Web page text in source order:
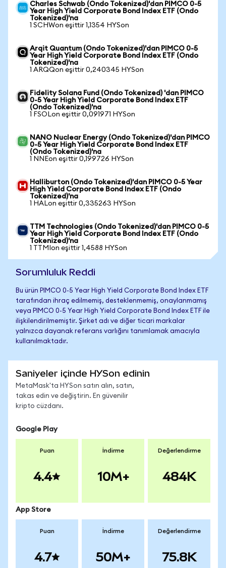
Charles Schwab (Ondo Tokenized)'dan PIMCO 0-5
Year High Yield Corporate Bond Index ETF (Ondo
Tokenized)'na
1 SCHWon eşittir 1,1354 HYSon
Arqit Quantum (Ondo Tokenized)'dan PIMCO 0-5
Year High Yield Corporate Bond Index ETF (Ondo
Tokenized)'na
1 ARQQon eşittir 0,240345 HYSon
Fidelity Solana Fund (Ondo Tokenized) 'dan PIMCO
0-5 Year High Yield Corporate Bond Index ETF
(Ondo Tokenized)'na
1 FSOLon eşittir 0,091971 HYSon
NANO Nuclear Energy (Ondo Tokenized)'dan PIMCO
0-5 Year High Yield Corporate Bond Index ETF
(Ondo Tokenized)'na
1 NNEon eşittir 0,199726 HYSon
Halliburton (Ondo Tokenized)'dan PIMCO 0-5 Year
High Yield Corporate Bond Index ETF (Ondo
Tokenized)'na
1 HALon eşittir 0,335263 HYSon
TTM Technologies (Ondo Tokenized)'dan PIMCO 0-5
Year High Yield Corporate Bond Index ETF (Ondo
Tokenized)'na
1 TTMIon eşittir 1,4588 HYSon
Sorumluluk Reddi
Bu ürün PIMCO 0-5 Year High Yield Corporate Bond Index ETF
tarafından ihraç edilmemiş, desteklenmemiş, onaylanmamış
veya PIMCO 0-5 Year High Yield Corporate Bond Index ETF ile
ilişkilendirilmemiştir. Şirket adı ve diğer ticari markalar
yalnızca dayanak referans varlığını tanımlamak amacıyla
kullanılmaktadır.
Saniyeler içinde HYSon edinin
MetaMask'ta HYSon satın alın, satın,
takas edin ve değiştirin. En güvenilir
kripto cüzdanı.
Google Play
Puan
4.4
İndirme
10M+
Değerlendirme
484K
App Store
Puan
4.7
İndirme
50M+
Değerlendirme
75.8K